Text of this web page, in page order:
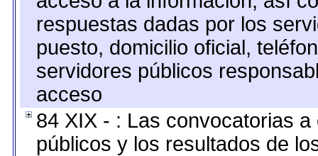
respuestas dadas por los
puesto, domicilio oficial,
servidores públicos
acceso
84 XIX - : Las convocatorias
públicos y los resultados de